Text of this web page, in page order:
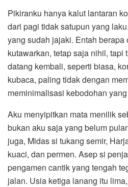
Pikiranku hanya kalut lantaran
dari pagi tidak satupun yang
yang sudah jajaki. Entah berapa
kutawarkan, tetap saja nihil, tapi
datang kembali, seperti biasa,
kubaca, paling tidak dengan
meminimalisasi kebodohan
Aku menyipitkan mata menilik
bukan aku saja yang belum
juga, Midas si tukang semir,
kuaci, dan permen. Asep si
pengamen cantik yang tengah
jalan. Usia ketiga lanang itu